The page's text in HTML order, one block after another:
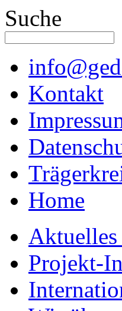
Suche
Kontakt
Home
Projekt-